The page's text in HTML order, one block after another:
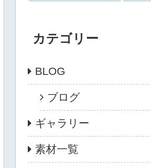
カテゴリー
BLOG
ブログ
ギャラリー
素材一覧